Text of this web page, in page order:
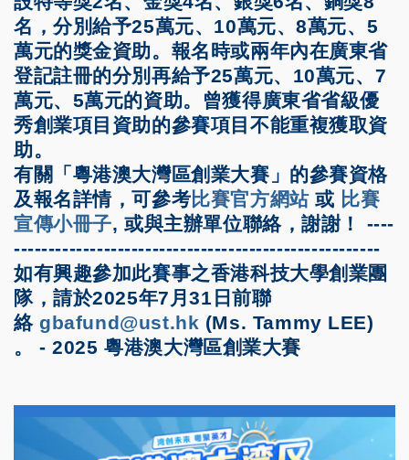
名，分別給予25萬元、10萬元、8萬元、5
萬元的獎金資助。報名時或兩年內在廣東省
登記註冊的分別再給予25萬元、10萬元、7
萬元、5萬元的資助。曾獲得廣東省省級優
秀創業項目資助的參賽項目不能重複獲取資
助。
有關「粵港澳大灣區創業大賽」的參賽資格
及報名詳情，可參考比賽官方網站或 比賽
宣傳小冊子, 或與主辦單位聯絡，謝謝！ ----
-----------------------------------------------------
如有興趣參加此賽事之香港科技大學創業團
隊，請於2025年7月31日前聯
絡gbafund@ust.hk (Ms. Tammy LEE)
。 - 2025 粵港澳大灣區創業大賽